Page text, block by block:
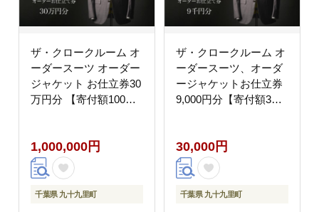
ザ・クロークルーム オ
ーダースーツ オーダー
ジャケット お仕立券30
万円分 【寄付額100万
服 ビジネス 贈答 ギフ
ト チケット 高級 お祝
い 高級スーツ オーダー
メイド 記念日
1,000,000円
千葉県 九十九里町
ザ・クロークルーム オ
ーダースーツ、オーダ
ージャケットお仕立券
9,000円分【寄付額3万
服 ビジネス 贈答 ギフ
ト チケット 高級 お祝
い 高級スーツ オーダー
メイド 記念日
30,000円
千葉県 九十九里町